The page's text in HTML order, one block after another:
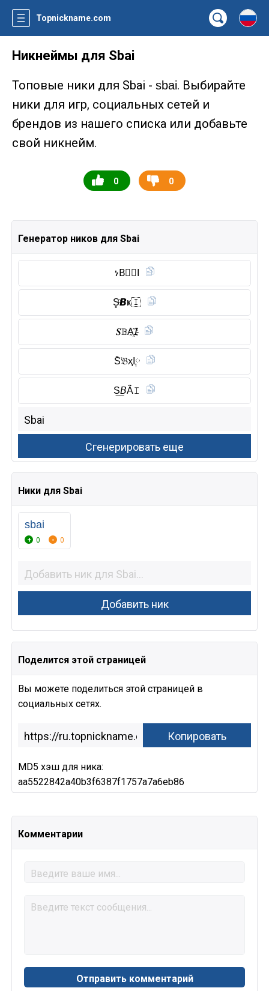
Topnickname.com
Никнеймы для Sbai
Топовые ники для Sbai - sbai. Выбирайте
ники для игр, социальных сетей и
брендов из нашего списка или добавьте
свой никнейм.
0 0
Генератор ников для Sbai
ነB⃠𝒜I
S̥ͦ𝘽ҝ🇮
𝑺𝔹A҈𝘐
S̆̈𝔅ҳI༙
S͟𝘉Ȃ̈𝙸
Ники для Sbai
sbai
0 0
Поделится этой страницей
Вы можете поделиться этой страницей в
социальных сетях.
MD5 хэш для ника:
aa5522842a40b3f6387f1757a7a6eb86
Комментарии